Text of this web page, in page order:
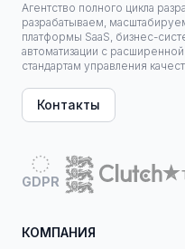
Агентство полного цикла
разрабатываем,
платформы SaaS, бизнес-
автоматизации с
стандартам управления
Контакты
GDPR
КОМПАНИЯ